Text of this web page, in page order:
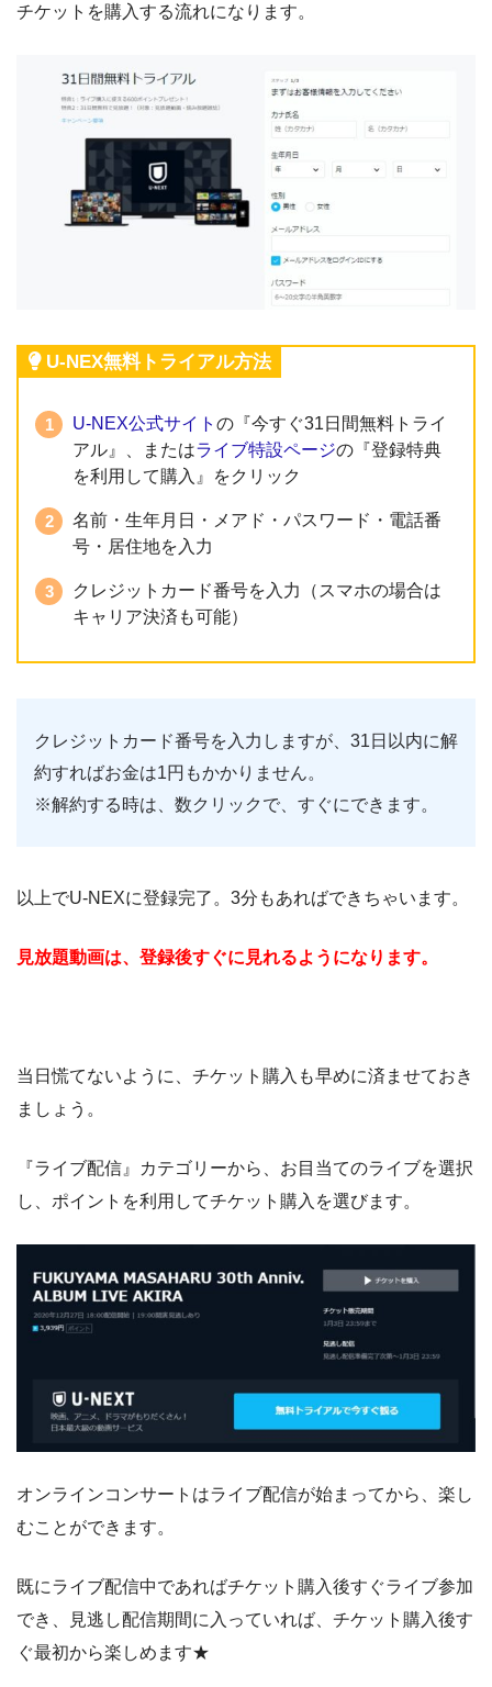
チケットを購入する流れになります。
U-NEX無料トライアル方法
U-NEX公式サイト の『今すぐ31日間無料トライ
アル』、またはライブ特設ページの『登録特典
を利用して購入』をクリック
名前・生年月日・メアド・パスワード・電話番
号・居住地を入力
クレジットカード番号を入力（スマホの場合は
キャリア決済も可能）
クレジットカード番号を入力しますが、31日以内に解
約すればお金は1円もかかりません。
※解約する時は、数クリックで、すぐにできます。
以上でU-NEXに登録完了。3分もあればできちゃいます。
見放題動画は、登録後すぐに見れるようになります。
当日慌てないように、チケット購入も早めに済ませておき
ましょう。
『ライブ配信』カテゴリーから、お目当てのライブを選択
し、ポイントを利用してチケット購入を選びます。
オンラインコンサートはライブ配信が始まってから、楽し
むことができます。
既にライブ配信中であればチケット購入後すぐライブ参加
でき、見逃し配信期間に入っていれば、チケット購入後す
ぐ最初から楽しめます★